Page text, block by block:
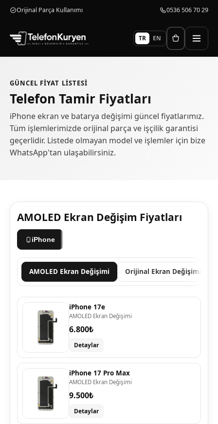
Orijinal Parça Kullanımı 0536 506 70 29
TR EN
GÜNCEL FIYAT LISTESI
Telefon Tamir Fiyatları
iPhone ekran ve batarya değişimi güncel fiyatlarımız.
Tüm işlemlerimizde orijinal parça ve işçilik garantisi
geçerlidir. Listede olmayan model ve işlemler için bize
WhatsApp'tan ulaşabilirsiniz.
AMOLED Ekran Değişim Fiyatları
iPhone
AMOLED Ekran Değişimi Orijinal Ekran Değişimi
iPhone 17e
AMOLED Ekran Değişimi
6.800₺
Detaylar
iPhone 17 Pro Max
AMOLED Ekran Değişimi
9.500₺
Detaylar